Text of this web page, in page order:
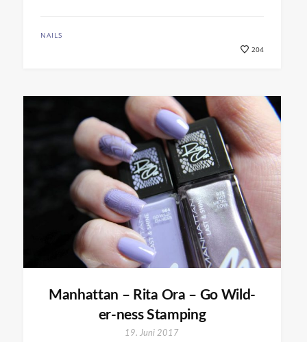
NAILS
204
Manhattan – Rita Ora – Go Wild-
er-ness Stamping
19. Juni 2017